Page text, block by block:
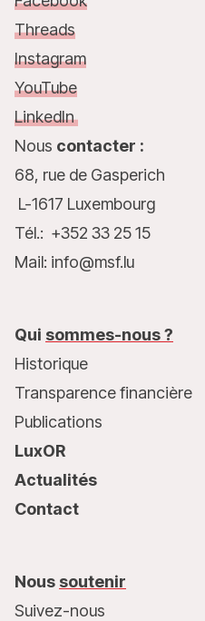
Threads
Instagram
YouTube
LinkedIn
Nous contacter :
68, rue de Gasperich
L-1617 Luxembourg
Tél.: +352 33 25 15
Mail: info@msf.lu
Qui sommes-nous ?
Historique
Transparence financière
Publications
LuxOR
Actualités
Contact
Nous soutenir
Suivez-nous